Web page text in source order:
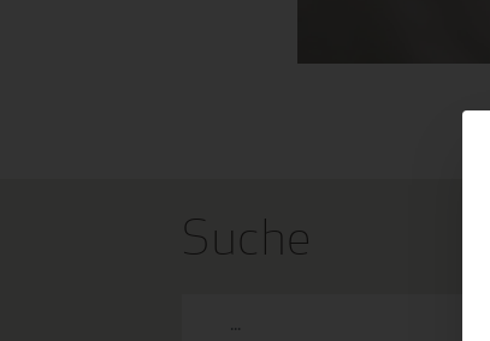
Suche